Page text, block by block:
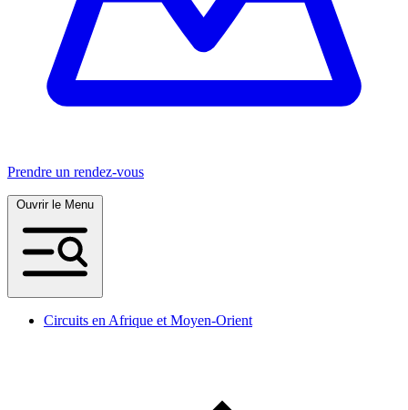
Prendre un rendez-vous
Circuits en Afrique et Moyen-Orient